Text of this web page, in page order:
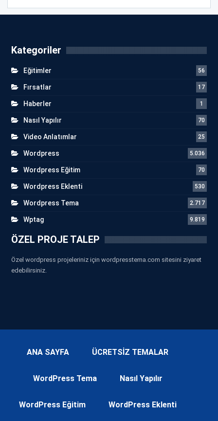
Kategoriler
Eğitimler 56
Fırsatlar 17
Haberler 1
Nasıl Yapılır 70
Video Anlatımlar 25
Wordpress 5.036
Wordpress Eğitim 70
Wordpress Eklenti 530
Wordpress Tema 2.717
Wptag 9.819
ÖZEL PROJE TALEP
Özel wordpress projeleriniz için wordpresstema.com sitesini ziyaret
edebilirsiniz.
ANA SAYFA ÜCRETSİZ TEMALAR
WordPress Tema Nasıl Yapılır
WordPress Eğitim WordPress Eklenti